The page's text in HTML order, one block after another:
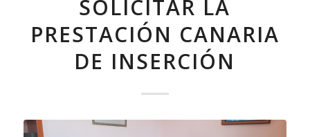
SOLICITAR LA
PRESTACIÓN CANARIA
DE INSERCIÓN